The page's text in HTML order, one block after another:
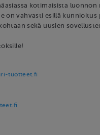
kotimaisista luonnon
on vahvasti esillä kunnioitus
sekä uusien
tuotteet.fi